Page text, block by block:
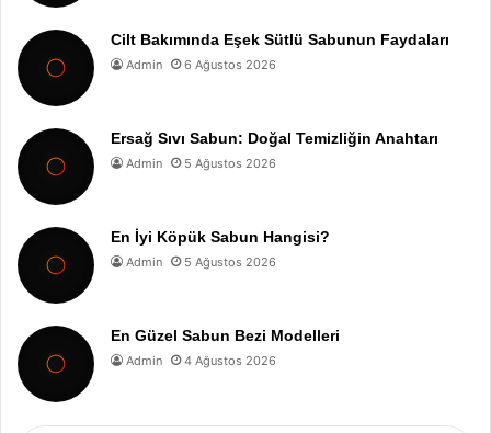
Cilt Bakımında Eşek Sütlü Sabunun Faydaları
Admin 6 Ağustos 2026
Ersağ Sıvı Sabun: Doğal Temizliğin Anahtarı
Admin 5 Ağustos 2026
En İyi Köpük Sabun Hangisi?
Admin 5 Ağustos 2026
En Güzel Sabun Bezi Modelleri
Admin 4 Ağustos 2026